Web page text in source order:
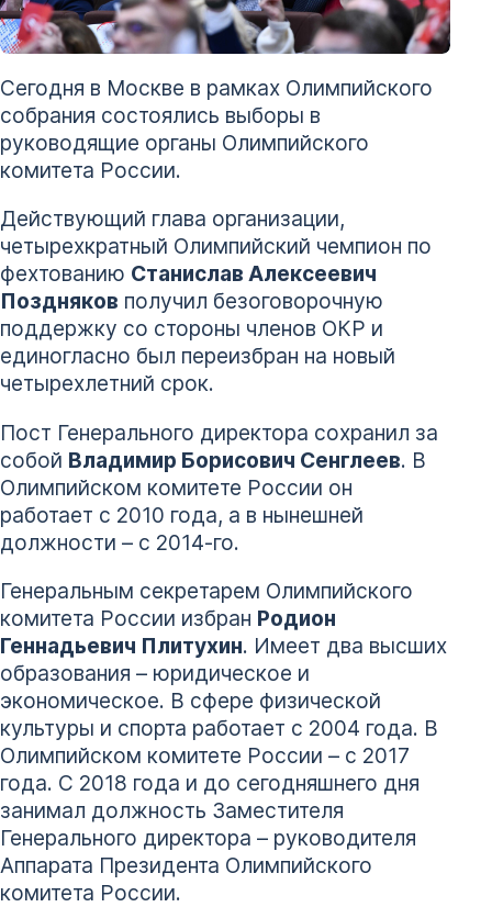
Сегодня в Москве в рамках Олимпийского
собрания состоялись выборы в
руководящие органы Олимпийского
комитета России.
Действующий глава организации,
четырехкратный Олимпийский чемпион по
фехтованию Станислав Алексеевич
Поздняков получил безоговорочную
поддержку со стороны членов ОКР и
единогласно был переизбран на новый
четырехлетний срок.
Пост Генерального директора сохранил за
собой Владимир Борисович Сенглеев. В
Олимпийском комитете России он
работает с 2010 года, а в нынешней
должности – с 2014-го.
Генеральным секретарем Олимпийского
комитета России избран Родион
Геннадьевич Плитухин. Имеет два высших
образования – юридическое и
экономическое. В сфере физической
культуры и спорта работает с 2004 года. В
Олимпийском комитете России – с 2017
года. С 2018 года и до сегодняшнего дня
занимал должность Заместителя
Генерального директора – руководителя
Аппарата Президента Олимпийского
комитета России.